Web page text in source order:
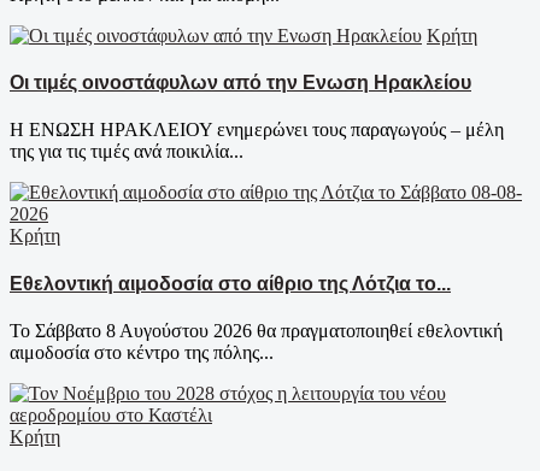
Κρήτη
Οι τιμές οινοστάφυλων από την Ενωση Ηρακλείου
Η ΕΝΩΣΗ ΗΡΑΚΛΕΙΟΥ ενημερώνει τους παραγωγούς – μέλη
της για τις τιμές ανά ποικιλία...
Κρήτη
Εθελοντική αιμοδοσία στο αίθριο της Λότζια το...
Το Σάββατο 8 Αυγούστου 2026 θα πραγματοποιηθεί εθελοντική
αιμοδοσία στο κέντρο της πόλης...
Κρήτη